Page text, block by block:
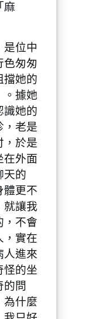
麻
位中
色匆匆
擋她的
。據她
識她的
，老是
，於是
在外面
天的
體更不
就讓我
，不會
實在
人進來
怪的坐
的問
為什麼